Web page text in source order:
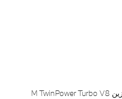
نظام نقل الحركة M Hybrid مع محرك بنزين M TwinPower Turbo V8